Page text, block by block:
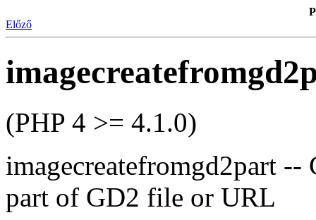
Előző
(PHP 4 >= 4.1.0)
imagecreatefromgd2part --
part of GD2 file or URL